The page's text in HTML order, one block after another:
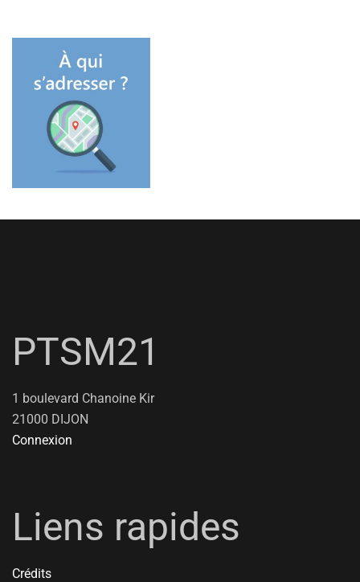
PTSM21
1 boulevard Chanoine Kir
21000 DIJON
Connexion
Liens rapides
Crédits